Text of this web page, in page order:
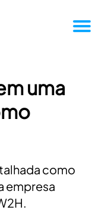
uma
como
empresa